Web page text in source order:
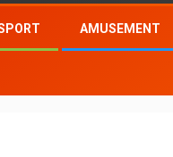
AMUSEMENT